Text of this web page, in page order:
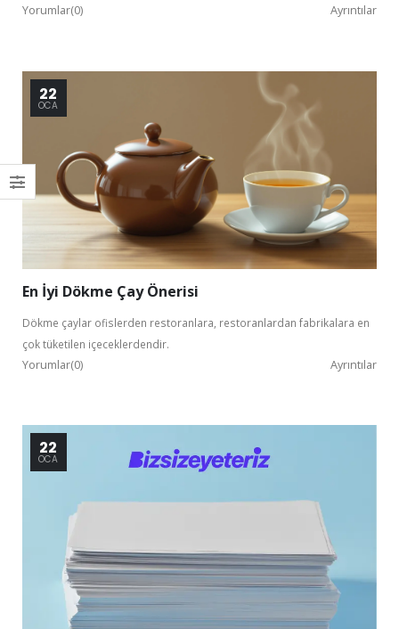
Yorumlar(0) Ayrıntılar
22
OCA
En İyi Dökme Çay Önerisi
Dökme çaylar ofislerden restoranlara, restoranlardan fabrikalara en
çok tüketilen içeceklerdendir.
Yorumlar(0) Ayrıntılar
22
OCA